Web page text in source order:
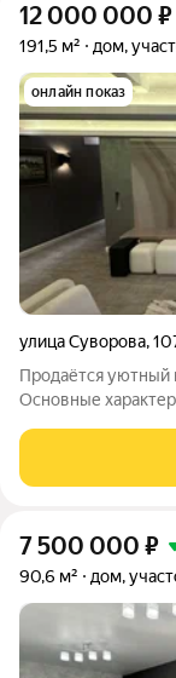
12 000 000 ₽
191,5 м² дом,
онлайн показ
улица Суворова,
Продаётся уютный коттедж ваш
Основные
коммуникации:
канализация).
7 500 000 ₽
90,6 м² дом,